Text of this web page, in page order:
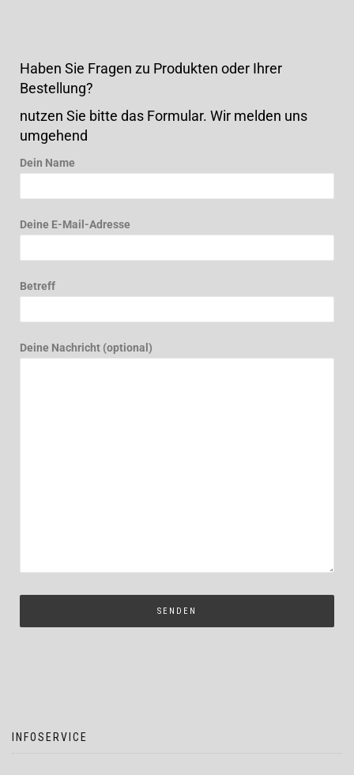
Haben Sie Fragen zu Produkten oder Ihrer
Bestellung?
nutzen Sie bitte das Formular. Wir melden uns
umgehend
Dein Name
Deine E-Mail-Adresse
Betreff
Deine Nachricht (optional)
INFOSERVICE